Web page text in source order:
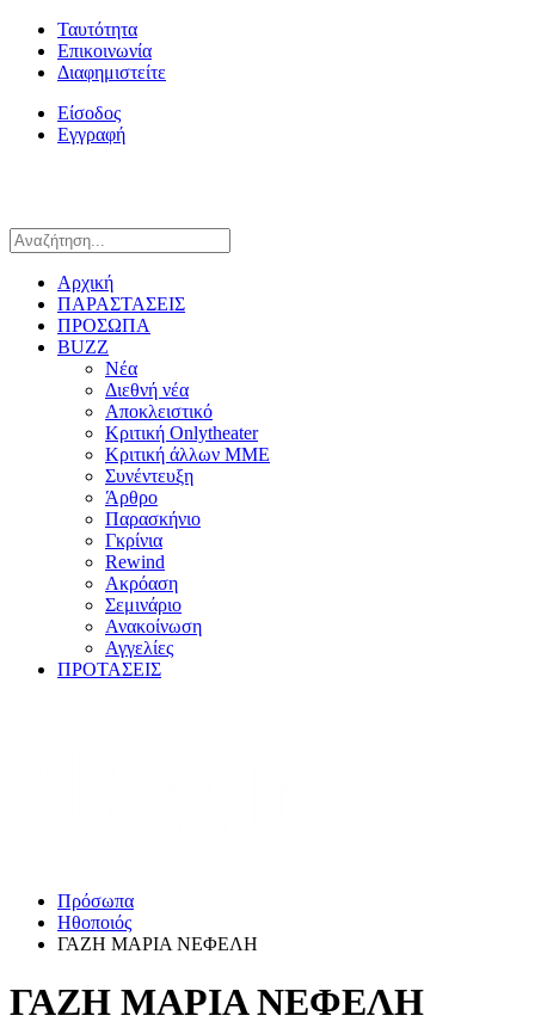
Ταυτότητα
Επικοινωνία
Διαφημιστείτε
Είσοδος
Εγγραφή
Αρχική
ΠΑΡΑΣΤΑΣΕΙΣ
ΠΡΟΣΩΠΑ
BUZZ
Νέα
Διεθνή νέα
Αποκλειστικό
Κριτική Onlytheater
Κριτική άλλων ΜΜΕ
Συνέντευξη
Άρθρο
Παρασκήνιο
Γκρίνια
Rewind
Ακρόαση
Σεμινάριο
Ανακοίνωση
Αγγελίες
ΠΡΟΤΑΣΕΙΣ
Πρόσωπα
Ηθοποιός
ΓΑΖΗ ΜΑΡΙΑ ΝΕΦΕΛΗ
ΓΑΖΗ ΜΑΡΙΑ ΝΕΦΕΛΗ